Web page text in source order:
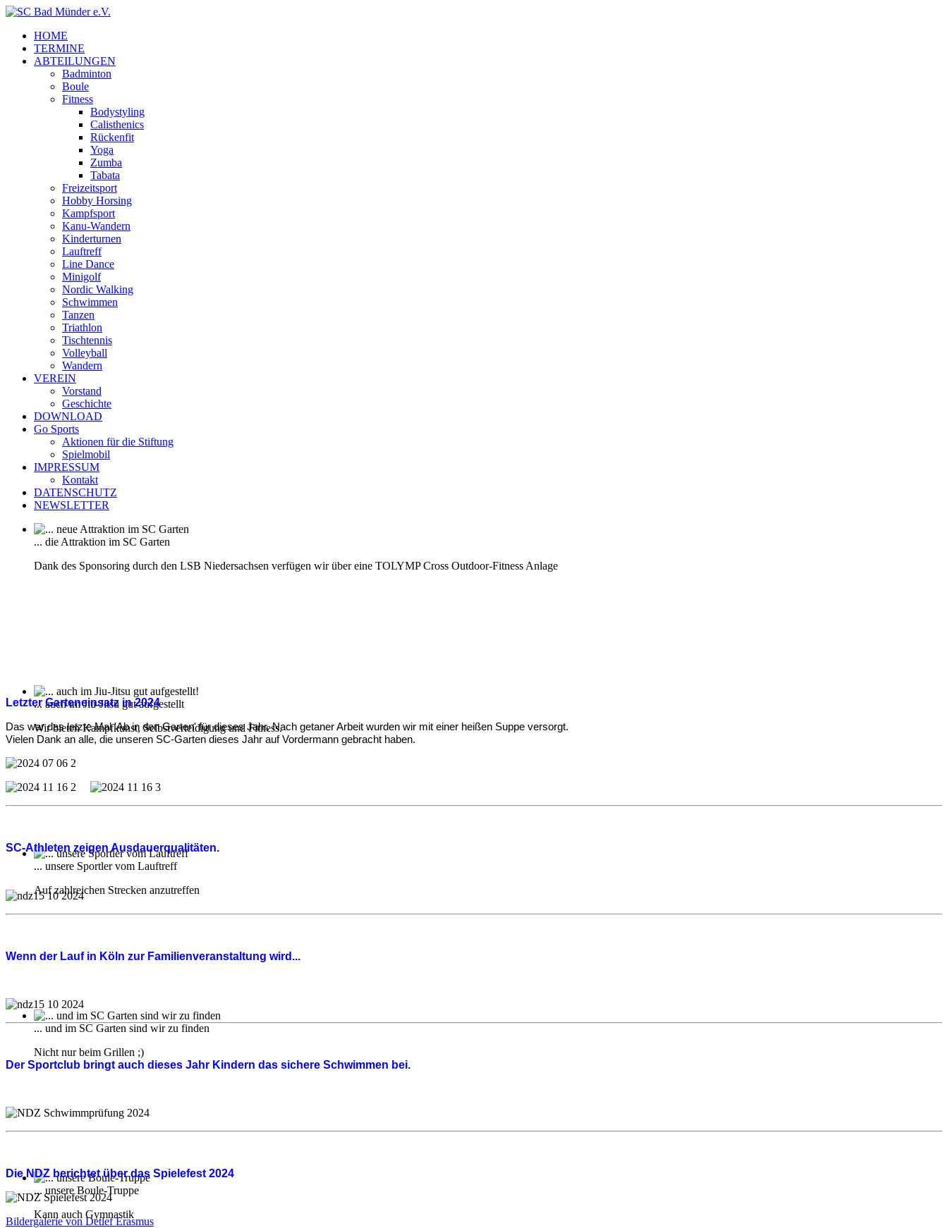
HOME
TERMINE
ABTEILUNGEN
Badminton
Boule
Fitness
Bodystyling
Calisthenics
Rückenfit
Yoga
Zumba
Tabata
Freizeitsport
Hobby Horsing
Kampfsport
Kanu-Wandern
Kinderturnen
Lauftreff
Line Dance
Minigolf
Nordic Walking
Schwimmen
Tanzen
Triathlon
Tischtennis
Volleyball
Wandern
VEREIN
Vorstand
Geschichte
DOWNLOAD
Go Sports
Aktionen für die Stiftung
Spielmobil
IMPRESSUM
Kontakt
DATENSCHUTZ
NEWSLETTER
... die Attraktion im SC Garten
Dank des Sponsoring durch den LSB Niedersachsen verfügen wir über eine TOLYMP Cross Outdoor-Fitness Anlage
... auch im Jiu-Jitsu gut aufgestellt
Wir bieten Kampfkunst, Selbstverteidigung und Fitness.
... unsere Sportler vom Lauftreff
Auf zahlreichen Strecken anzutreffen
... und im SC Garten sind wir zu finden
Nicht nur beim Grillen ;)
... unsere Boule-Truppe
Kann auch Gymnastik
Letzter Garteneinsatz in 2024
Das war das letzte Mal 'Ab in den Garten' für dieses Jahr. Nach getaner Arbeit wurden wir mit einer heißen Suppe versorgt.
Vielen Dank an alle, die unseren SC-Garten dieses Jahr auf Vordermann gebracht haben.
SC-Athleten zeigen Ausdauerqualitäten.
Wenn der Lauf in Köln zur Familienveranstaltung wird...
Der Sportclub bringt auch dieses Jahr Kindern das sichere Schwimmen bei.
Die NDZ berichtet über das Spielefest 2024
Bildergalerie von Detlef Erasmus